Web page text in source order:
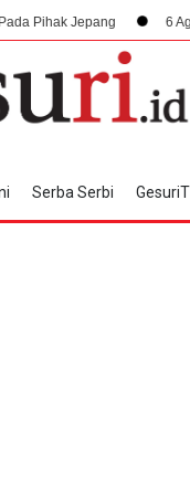
6 Agustus 1945,
Serba Serbi